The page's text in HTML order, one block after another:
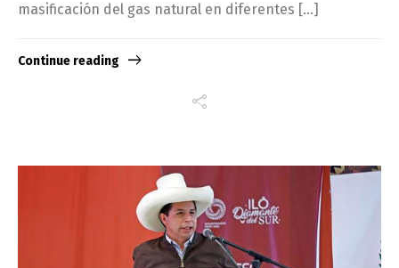
masificación del gas natural en diferentes […]
Continue reading